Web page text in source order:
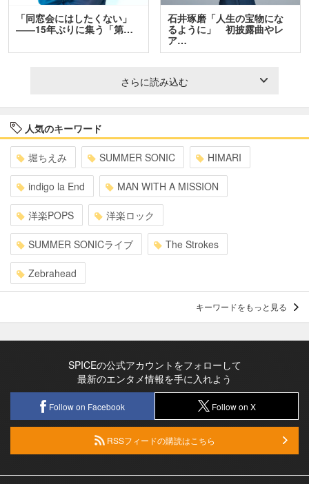
「同窓会にはしたくない」
――15年ぶりに集う「第…
石井琢磨「人生の宝物にな
るように」 初披露曲やレ
ア…
さらに読み込む
人気のキーワード
堀ちえみ SUMMER SONIC HIMARI
indigo la End MAN WITH A MISSION
洋楽POPS 洋楽ロック
SUMMER SONICライブ The Strokes
Zebrahead
キーワードをもっと見る
SPICEの公式アカウントをフォローして
最新のエンタメ情報を手に入れよう
Follow on Facebook Follow on X
RSSフィードの購読はこちら